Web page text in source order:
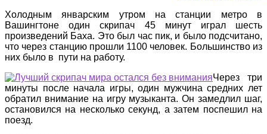
Холодным январским утром на станции метро в
Вашингтоне один скрипач 45 минут играл шесть
произведений Баха. Это был час пик, и было подсчитано,
что через станцию прошли 1100 человек. Большинство из
них было в пути на работу.
Через три
минуты после начала игры, один мужчина средних лет
обратил внимание на игру музыканта. Он замедлил шаг,
остановился на несколько секунд, а затем поспешил на
поезд.